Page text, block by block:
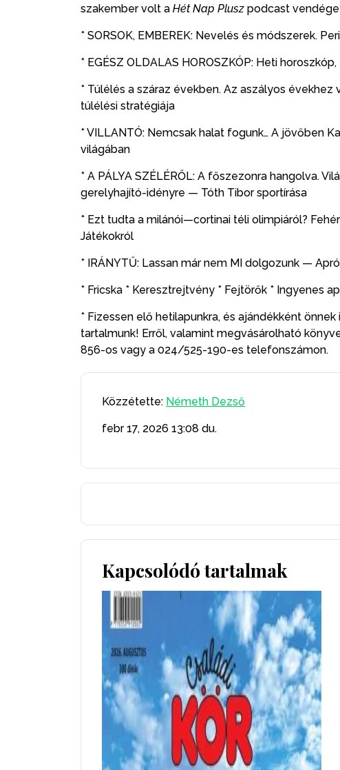
szakember volt a Hét Nap Plusz podcast
* SORSOK, EMBEREK: Nevelés és módszerek.
* EGÉSZ OLDALAS HOROSZKÓP: Heti
* Túlélés a száraz években. Az aszályos
túlélési stratégiája
* VILLANTÓ: Nemcsak halat fogunk… A jövőben
világában
* A PÁLYA SZÉLÉRŐL: A főszezonra hangolva.
gerelyhajító-idényre — Tóth Tibor sportírása
* Ezt tudta a milánói—cortinai téli olimpiáról?
Játékokról
* IRÁNYTŰ: Lassan már nem MI dolgozunk —
* Fricska * Keresztrejtvény * Fejtörők * Ingyenes
* Fizessen elő hetilapunkra, és ajándékként
tartalmunk! Erről, valamint megvásárolható
856-os vagy a 024/525-190-es telefonszámon.
Közzétette: Németh Dezső
febr 17, 2026 13:08 du.
Kapcsolódó tartalmak